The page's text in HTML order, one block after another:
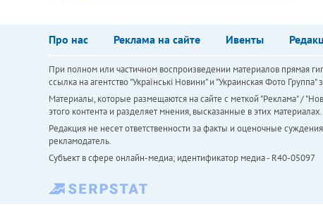
Про нас Реклама на сайте Ивенты
При полном или частичном воспроизведении материалов прямая
ссылка на агентство "Українськi Новини" и "Украинская Фото Группа"
Материалы, которые размещаются на сайте с меткой "Реклама" /
этого контента и разделяет мнения, высказанные в этих материалах.
Редакция не несет ответственности за факты и оценочные
рекламодатель.
Субъект в сфере онлайн-медиа; идентификатор медиа - R40-05097